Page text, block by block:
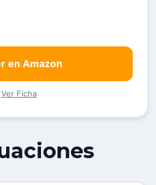
en Amazon
Ver Ficha